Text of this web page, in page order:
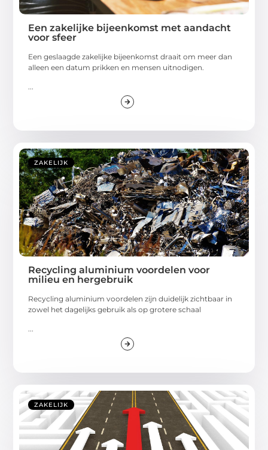
Een zakelijke bijeenkomst met aandacht
voor sfeer
Een geslaagde zakelijke bijeenkomst draait om meer dan
alleen een datum prikken en mensen uitnodigen.
ZAKELIJK
Recycling aluminium voordelen voor
milieu en hergebruik
Recycling aluminium voordelen zijn duidelijk zichtbaar in
zowel het dagelijks gebruik als op grotere schaal
...
ZAKELIJK